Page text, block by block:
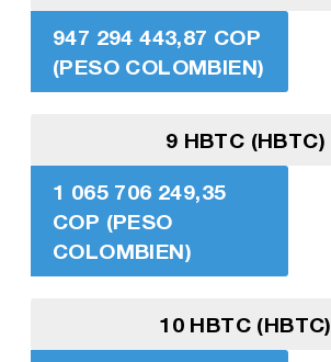
947 294 443,87 COP
(PESO COLOMBIEN)
9 HBTC (HBTC)
1 065 706 249,35
COP (PESO
COLOMBIEN)
10 HBTC (HBTC)